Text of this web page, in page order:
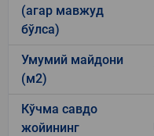
(агар мавжуд
бўлса)
Умумий майдони
(м2)
Кўчма савдо
жойининг